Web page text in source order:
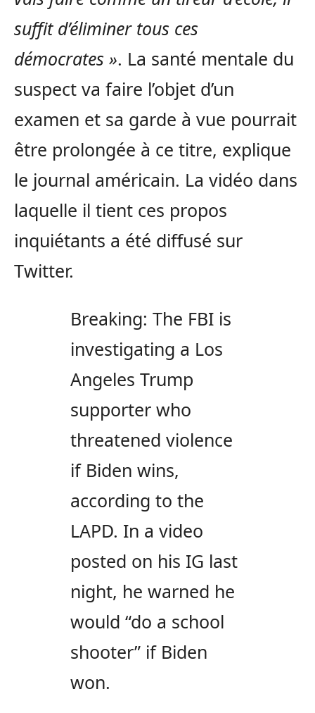
suffit d’éliminer tous ces
démocrates ». La santé mentale du
suspect va faire l’objet d’un
examen et sa garde à vue pourrait
être prolongée à ce titre, explique
le journal américain. La vidéo dans
laquelle il tient ces propos
inquiétants a été diffusé sur
Twitter.
Breaking: The FBI is
investigating a Los
Angeles Trump
supporter who
threatened violence
if Biden wins,
according to the
LAPD. In a video
posted on his IG last
night, he warned he
would “do a school
shooter” if Biden
won.